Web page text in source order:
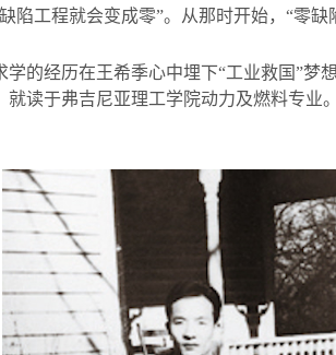
陷工程就会变成零”。从那时开始，“零缺
的经历在王希季心中埋下“工业救国”梦
就读于弗吉尼亚理工学院动力及燃料专业